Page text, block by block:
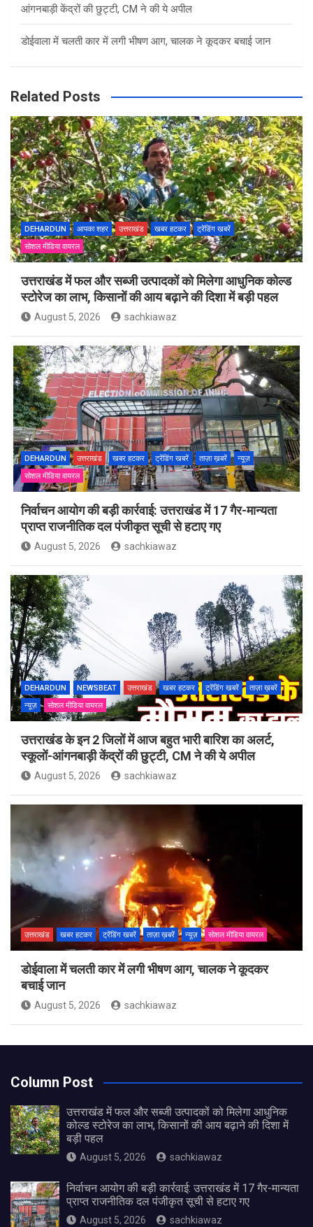
आंगनबाड़ी केंद्रों की छुट्टी, CM ने की ये अपील
डोईवाला में चलती कार में लगी भीषण आग, चालक ने कूदकर बचाई जान
Related Posts
DEHARDUN आपका शहर उत्तराखंड खबर हटकर
ट्रेंडिंग खबरें
सोशल मीडिया वायरल
उत्तराखंड में फल और सब्जी उत्पादकों को मिलेगा आधुनिक कोल्ड
स्टोरेज का लाभ, किसानों की आय बढ़ाने की दिशा में बड़ी पहल
August 5, 2026 sachkiawaz
DEHARDUN उत्तराखंड खबर हटकर ट्रेंडिंग खबरें ताज़ा ख़बरें
न्यूज़
सोशल मीडिया वायरल
निर्वाचन आयोग की बड़ी कार्रवाई: उत्तराखंड में 17 गैर-मान्यता
प्राप्त राजनीतिक दल पंजीकृत सूची से हटाए गए
August 5, 2026 sachkiawaz
DEHARDUN NEWSBEAT उत्तराखंड खबर हटकर ट्रेंडिंग खबरें
ताज़ा ख़बरें
न्यूज़
सोशल मीडिया वायरल
उत्तराखंड के इन 2 जिलों में आज बहुत भारी बारिश का अलर्ट,
स्कूलों-आंगनबाड़ी केंद्रों की छुट्टी, CM ने की ये अपील
August 5, 2026 sachkiawaz
उत्तराखंड खबर हटकर ट्रेंडिंग खबरें ताज़ा ख़बरें न्यूज़ सोशल मीडिया वायरल
डोईवाला में चलती कार में लगी भीषण आग, चालक ने कूदकर
बचाई जान
August 5, 2026 sachkiawaz
Column Post
उत्तराखंड में फल और सब्जी उत्पादकों को मिलेगा आधुनिक
कोल्ड स्टोरेज का लाभ, किसानों की आय बढ़ाने की दिशा में
बड़ी पहल
August 5, 2026 sachkiawaz
निर्वाचन आयोग की बड़ी कार्रवाई: उत्तराखंड में 17 गैर-मान्यता
प्राप्त राजनीतिक दल पंजीकृत सूची से हटाए गए
August 5, 2026 sachkiawaz